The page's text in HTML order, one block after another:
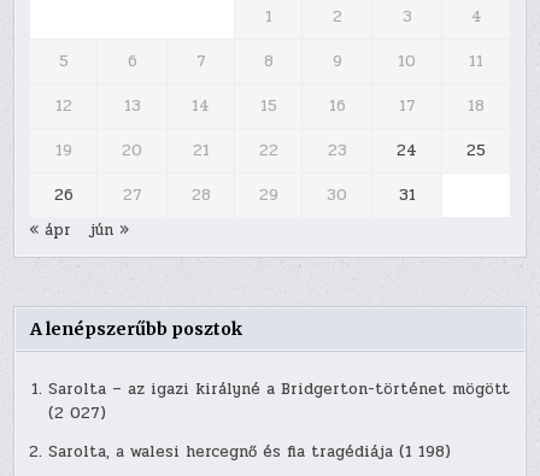
1 2 3
4
5
6 7 8 9 10
11
12
13 14 15 16 17
18
19
20 21 22 23 24
25
26
27 28 29 30
31
« ápr
jún »
A lenépszerűbb posztok
Sarolta – az igazi királyné a Bridgerton-történet mögött
(2 027)
Sarolta, a walesi hercegnő és fia tragédiája (1 198)